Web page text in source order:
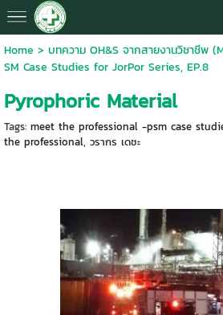
Home > บทความ OH&S จากสายงานวิชาชีพ
SM Case Studies for JorPor Series, EP.8
Pyrophoric Material
Tags: meet the professional -psm case
the professional, วรากร เดชะ